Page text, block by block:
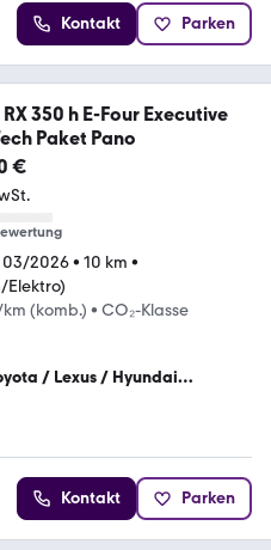
Kontakt Parken
RX 350 h E-Four Executive
Paket Pano
€
03/2026• 10 km •
Elektro)
(komb.) • CO₂-Klasse
/ Lexus / Hyundai
Kontakt Parken